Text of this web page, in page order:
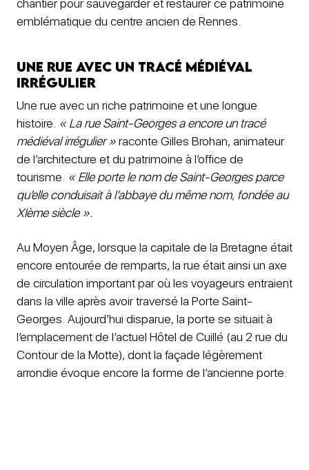
emblématique du centre ancien de Rennes.
Une rue avec un tracé médiéval
irrégulier
Une rue avec un riche patrimoine et une longue
histoire. « La rue Saint-Georges a encore un tracé
médiéval irrégulier »raconte Gilles Brohan, animateur
de l’architecture et du patrimoine à l’office de
tourisme. « Elle porte le nom de Saint-Georges parce
qu’elle conduisait à l’abbaye du même nom, fondée au
XIème siècle ».
Au Moyen Âge, lorsque la capitale de la Bretagne était
encore entourée de remparts, la rue était ainsi un axe
de circulation important par où les voyageurs entraient
dans la ville après avoir traversé la Porte Saint-
Georges. Aujourd’hui disparue, la porte se situait à
l’emplacement de l’actuel Hôtel de Cuillé (au 2 rue du
Contour de la Motte), dont la façade légèrement
arrondie évoque encore la forme de l’ancienne porte.